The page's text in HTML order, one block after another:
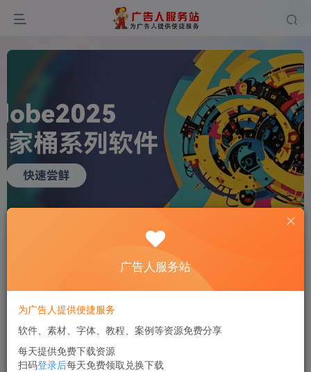
Polarr泼辣修图 小巧的修图工具
首页 软件插件 正文
广告人服务站
为广告人提供便捷服务
软件、素材、字体、教程、案例等资源免费分享
每天提供免费下载资源
扫码登录后每天免费领取兑换下载